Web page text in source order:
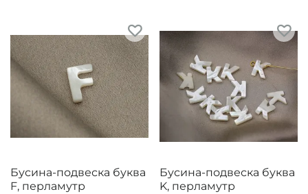
Бусина-подвеска буква
F, перламутр
Бусина-подвеска буква
K, перламутр